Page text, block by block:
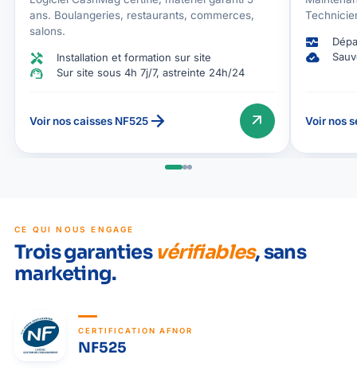
ans. Boulangeries, restaurants, commerces,
salons.
handyman Installation et formation sur site
support_agent Sur site sous 4h 7j/7, astreinte 24h/24
Voir nos caisses NF525 arrow_forward arrow_outward
monitor_heart
cloud_done
Voir nos
CE QUI NOUS ENGAGE
Trois garanties vérifiables, sans
marketing.
CERTIFICATION AFNOR
NF525